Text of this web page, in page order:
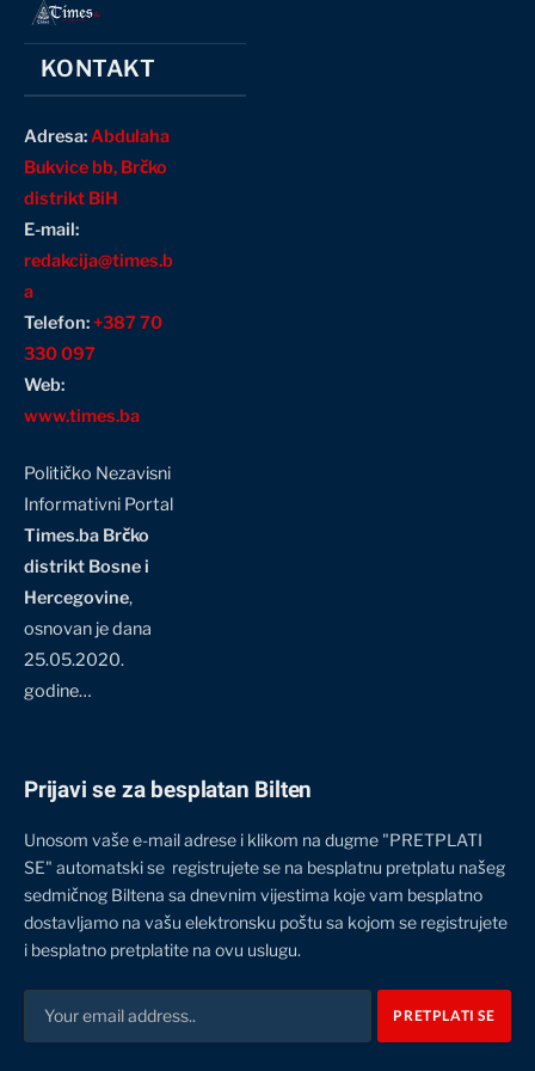
KONTAKT
Adresa: Abdulaha
Bukvice bb, Brčko
distrikt BiH
E-mail:
redakcija@times.b
a
Telefon:+387 70
330 097
Web:
www.times.ba
Političko Nezavisni
Informativni Portal
Times.ba Brčko
distrikt Bosne i
Hercegovine,
osnovan je dana
25.05.2020.
godine…
Prijavi se za besplatan Bilten
Unosom vaše e-mail adrese i klikom na dugme "PRETPLATI
SE" automatski se registrujete se na besplatnu pretplatu našeg
sedmičnog Biltena sa dnevnim vijestima koje vam besplatno
dostavljamo na vašu elektronsku poštu sa kojom se registrujete
i besplatno pretplatite na ovu uslugu.